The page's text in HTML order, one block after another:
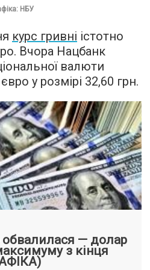
НБУ
курс гривні істотно
Вчора Нацбанк
валюти
у розмірі 32,60 грн.
обвалилася — долар
з кінця